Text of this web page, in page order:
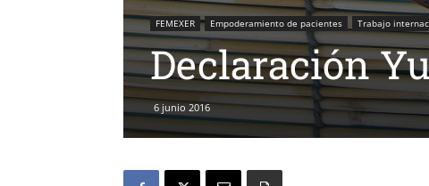
FEMEXER Empoderamiento de pacientes Trabajo
Declaración
6 junio 2016